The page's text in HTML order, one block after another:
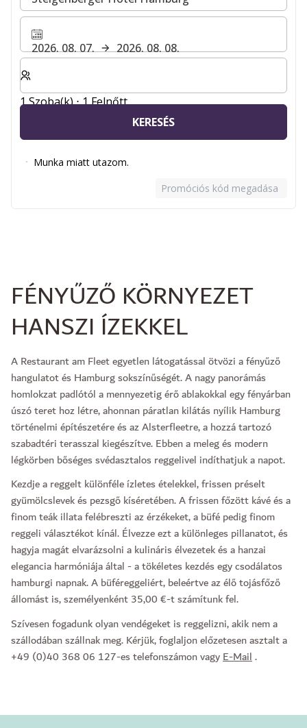
2026. 08. 07.
2026. 08. 08.
Válassza ki a szobák és a vendégek számát
1 Szoba(k) ⋅ 1 Felnőtt
KERESÉS
Munka miatt utazom.
Promóciós kód megadása
FÉNYŰZŐ KÖRNYEZET
HANSZI ÍZEKKEL
A Restaurant am Fleet egyetlen látogatással ötvözi a fényűző
hangulatot és Hamburg sokszínűségét. A nagy panorámás
homlokzat padlótól a mennyezetig érő ablakokkal egy fényárban
úszó teret hoz létre, ahonnan páratlan kilátás nyílik Hamburg
történelmi építészetére és az Alsterfleetre, a hozzá tartozó
szabadtéri terasszal kiegészítve. Ebben a meleg és modern
légkörben bőséges svédasztalos reggelivel indíthatjuk a napot.
Kezdje a reggelt különféle ízletes ételekkel, frissen préselt
gyümölcslevek és pezsgő kíséretében. A frissen főzött kávé és a
finom teák illata felébreszti az érzékeket, a büfé pedig finom
reggeli választékot kínál. Élvezze ezt a különleges pillanatot, és
hagyja magát elvarázsolni a kulináris élvezetek és a hanzai
elegancia harmóniája által - a tökéletes kezdés egy csodálatos
hamburgi napnak. A büféreggeliért, beleértve az élő tojásfőző
állomást is, személyenként 35,00 €-t számítunk fel.
Szívesen fogadunk olyan vendégeket is reggelizni, akik nem a
szállodában szállnak meg. Kérjük, foglaljon előzetesen asztalt a
+49 (0)40 368 06 127-es telefonszámon vagyE-Mail.